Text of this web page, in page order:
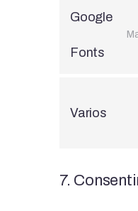
Google
Fonts
Varios
7.